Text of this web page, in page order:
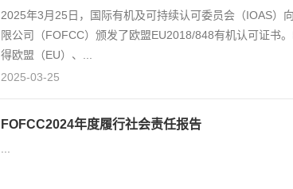
2025年3月25日，国际有机及可持续认可委员会（IOAS）
限公司（FOFCC）颁发了欧盟EU2018/848有机认可证书
得欧盟（EU）、...
2025-03-25
FOFCC2024年度履行社会责任报告
...